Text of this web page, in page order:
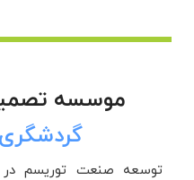
موسسه
توسعه صنعت توریسم